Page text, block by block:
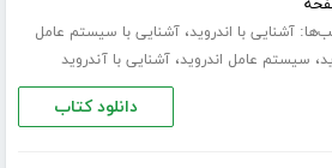
آشنایی با اندروید،آشنایی با سیستم عامل
، سیستم عامل اندروید،آشنایی با آندروید
دانلود کتاب